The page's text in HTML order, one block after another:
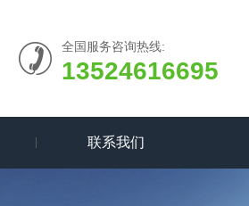
全国服务咨询热线:
13524616695
联系我们